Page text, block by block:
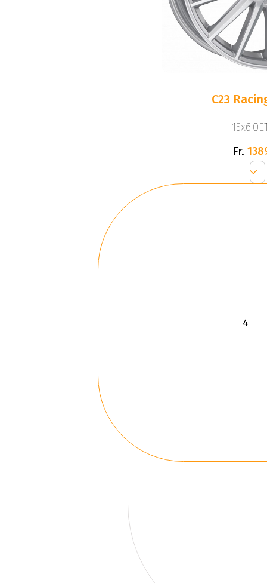
C23
Fr.